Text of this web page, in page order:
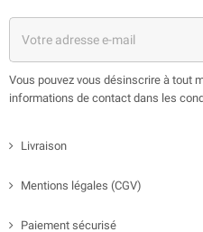
Vous pouvez vous désinscrire à tout
informations de contact dans les
Livraison
Mentions légales (CGV)
Paiement sécurisé